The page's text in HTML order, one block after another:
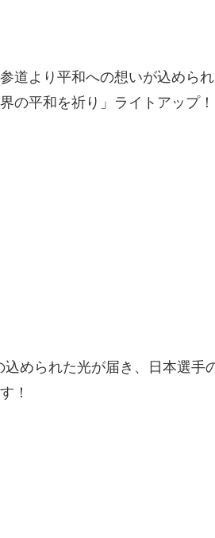
道より平和への想いが込められ
の平和を祈り」ライトアップ！
められた光が届き、日本選手
！